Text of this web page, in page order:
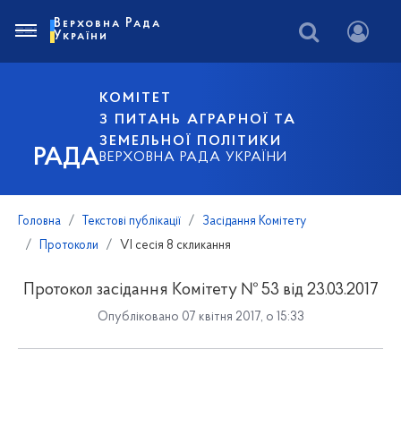
РАДА
КОМІТЕТ
З ПИТАНЬ АГРАРНОЇ ТА
ЗЕМЕЛЬНОЇ ПОЛІТИКИ
ВЕРХОВНА РАДА УКРАЇНИ
Верховна Рада
України
Головна Текстові публікації
Засідання Комітету
Протоколи
VI сесія 8 скликання
Протокол засідання Комітету № 53 від 23.03.2017
Опубліковано 07 квітня 2017, о 15:33